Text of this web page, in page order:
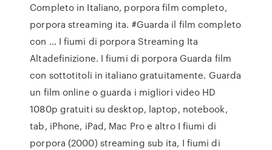
Completo in Italiano, porpora film completo,
porpora streaming ita. #Guarda il film completo
con … I fiumi di porpora Streaming Ita
Altadefinizione. I fiumi di porpora Guarda film
con sottotitoli in italiano gratuitamente. Guarda
un film online o guarda i migliori video HD
1080p gratuiti su desktop, laptop, notebook,
tab, iPhone, iPad, Mac Pro e altro I fiumi di
porpora (2000) streaming sub ita, I fiumi di